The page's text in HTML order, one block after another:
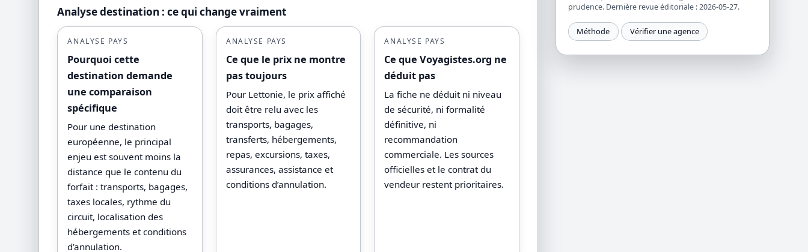
Analyse destination : ce qui change vraiment
ANALYSE PAYS
Pourquoi cette
destination demande
une comparaison
spécifique
Pour une destination
européenne, le principal
enjeu est souvent moins la
distance que le contenu du
forfait : transports, bagages,
taxes locales, rythme du
circuit, localisation des
hébergements et conditions
d’annulation.
ANALYSE PAYS
Ce que le prix ne montre
pas toujours
Pour Lettonie, le prix affiché
doit être relu avec les
transports, bagages,
transferts, hébergements,
repas, excursions, taxes,
assurances, assistance et
conditions d’annulation.
ANALYSE PAYS
Ce que Voyagistes.org ne
déduit pas
La fiche ne déduit ni niveau
de sécurité, ni formalité
définitive, ni
recommandation
commerciale. Les sources
officielles et le contrat du
vendeur restent prioritaires.
prudence. Dernière revue éditoriale : 2026-05-27.
Méthode Vérifier une agence